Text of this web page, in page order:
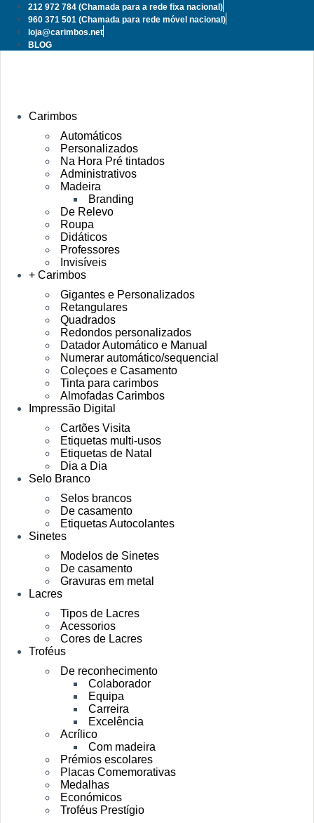
Pular
para
conteúdo
212 972 784 (Chamada para a rede fixa nacional)
960 371 501 (Chamada para rede móvel nacional)
loja@carimbos.net
BLOG
Carimbos
Automáticos
Personalizados
Na Hora Pré tintados
Administrativos
Madeira
Branding
De Relevo
Roupa
Didáticos
Professores
Invisíveis
+ Carimbos
Gigantes e Personalizados
Retangulares
Quadrados
Redondos personalizados
Datador Automático e Manual
Numerar automático/sequencial
Coleçoes e Casamento
Tinta para carimbos
Almofadas Carimbos
Impressão Digital
Cartões Visita
Etiquetas multi-usos
Etiquetas de Natal
Dia a Dia
Selo Branco
Selos brancos
De casamento
Etiquetas Autocolantes
Sinetes
Modelos de Sinetes
De casamento
Gravuras em metal
Lacres
Tipos de Lacres
Acessorios
Cores de Lacres
Troféus
De reconhecimento
Colaborador
Equipa
Carreira
Excelência
Acrílico
Com madeira
Prémios escolares
Placas Comemorativas
Medalhas
Económicos
Troféus Prestígio